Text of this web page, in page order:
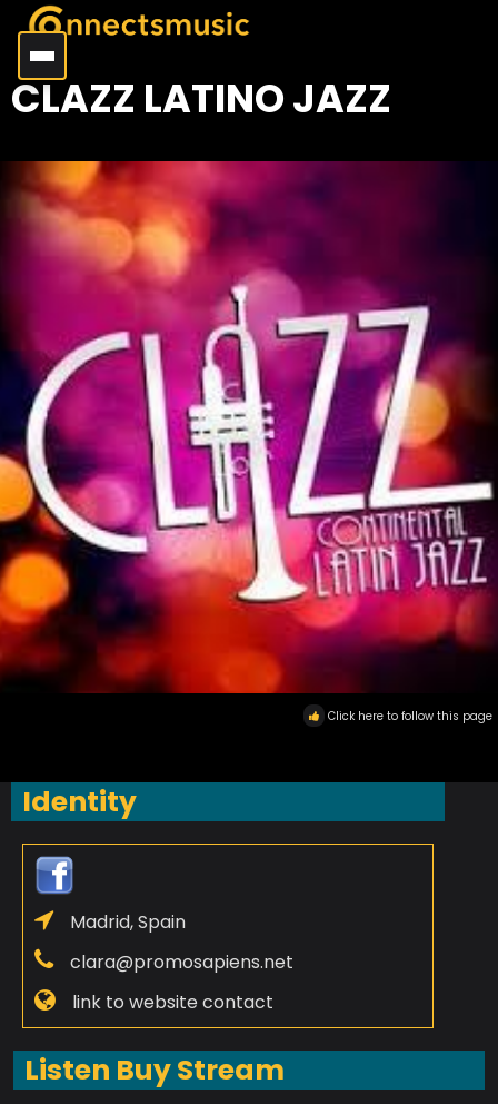
CLAZZ LATINO JAZZ
Click here to follow this page
Identity
Madrid, Spain
clara@promosapiens.net
link to website contact
Listen Buy Stream